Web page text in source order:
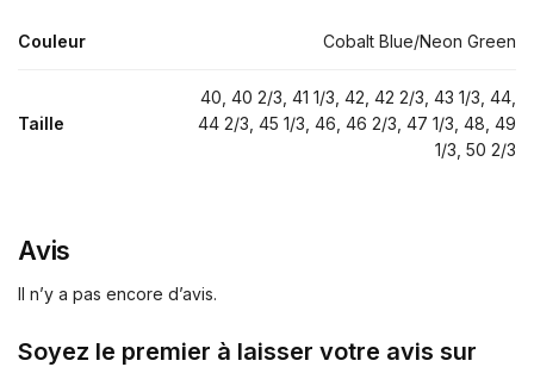
Couleur Cobalt Blue/Neon Green
Taille
40, 40 2/3, 41 1/3, 42, 42 2/3, 43 1/3, 44,
44 2/3, 45 1/3, 46, 46 2/3, 47 1/3, 48, 49
1/3, 50 2/3
Avis
Il n’y a pas encore d’avis.
Soyez le premier à laisser votre avis sur